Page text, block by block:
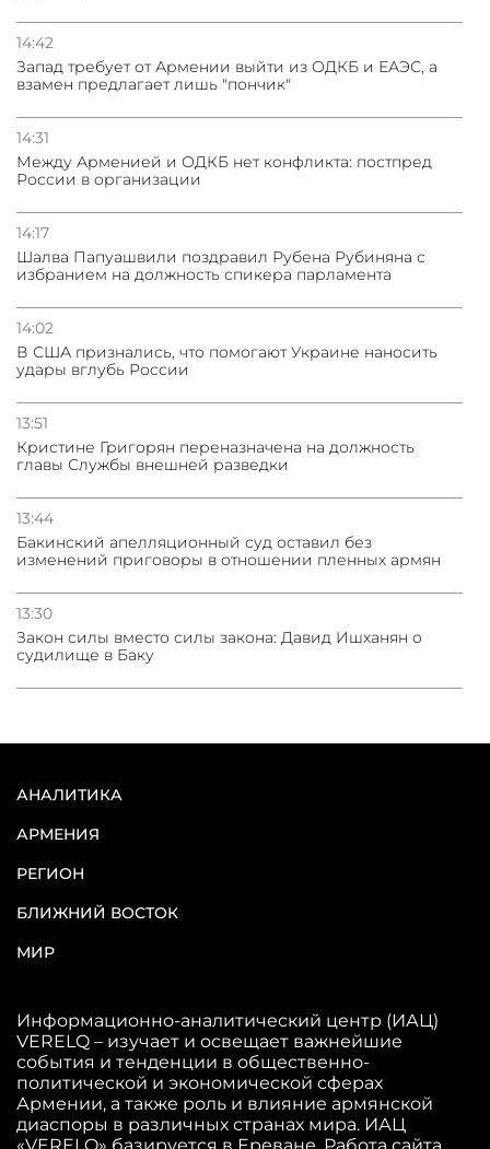
14:42
Запад требует от Армении выйти из ОДКБ и ЕАЭС, а
взамен предлагает лишь "пончик"
14:31
Между Арменией и ОДКБ нет конфликта: постпред
России в организации
14:17
Шалва Папуашвили поздравил Рубена Рубиняна с
избранием на должность спикера парламента
14:02
В США признались, что помогают Украине наносить
удары вглубь России
13:51
Кристине Григорян переназначена на должность
главы Службы внешней разведки
13:44
Бакинский апелляционный суд оставил без
изменений приговоры в отношении пленных армян
13:30
Закон силы вместо силы закона: Давид Ишханян о
судилище в Баку
АНАЛИТИКА
АРМЕНИЯ
РЕГИОН
БЛИЖНИЙ ВОСТОК
МИР
Информационно-аналитический центр (ИАЦ)
VERELQ – изучает и освещает важнейшие
события и тенденции в общественно-
политической и экономической сферах
Армении, а также роль и влияние армянской
диаспоры в различных странах мира. ИАЦ